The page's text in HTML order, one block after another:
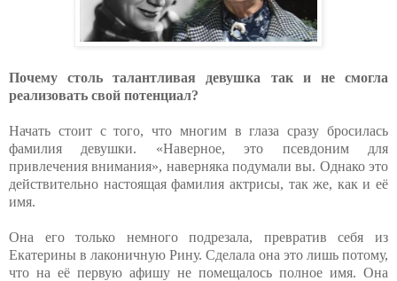
Почему столь талантливая девушка так и не смогла
реализовать свой потенциал?
Начать стоит с того, что многим в глаза сразу бросилась
фамилия девушки. «Наверное, это псевдоним для
привлечения внимания», наверняка подумали вы. Однако это
действительно настоящая фамилия актрисы, так же, как и её
имя.
Она его только немного подрезала, превратив себя из
Екатерины в лаконичную Рину. Сделала она это лишь потому,
что на её первую афишу не помещалось полное имя. Она